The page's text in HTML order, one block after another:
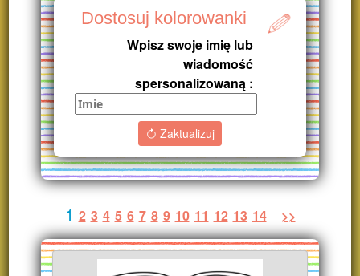
Dostosuj kolorowanki
Wpisz swoje imię lub
wiadomość
spersonalizowaną :
Zaktualizuj
1 2 3 4 5 6 7 8 9 10 11 12 13 14 >>